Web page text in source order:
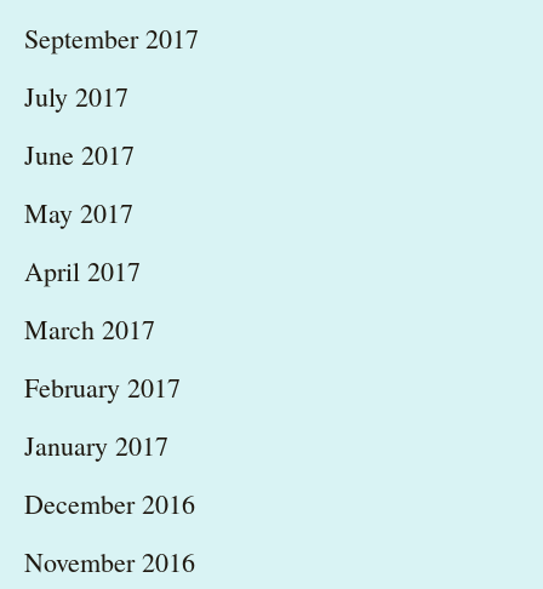
September 2017
July 2017
June 2017
May 2017
April 2017
March 2017
February 2017
January 2017
December 2016
November 2016